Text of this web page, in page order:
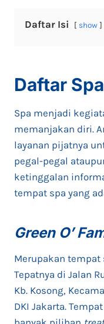
Daftar Isi show
Daftar
Spa menjadi
memanjakan diri.
layanan pijatnya
pegal-pegal
ketinggalan
tempat spa yang
Green O’
Merupakan tempat
Tepatnya di Jalan
Kb. Kosong,
DKI Jakarta.